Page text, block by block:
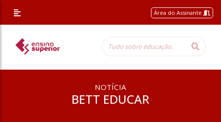
Área do Assinante
NOTÍCIA
BETT EDUCAR